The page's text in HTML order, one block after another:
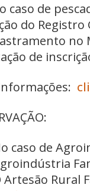
caso de
do Registro
no
de
caso de
Artesão Rural